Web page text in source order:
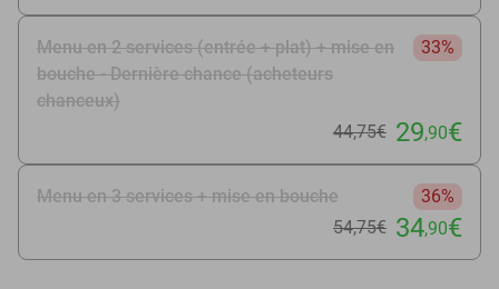
Menu en 2 services (entrée + plat) + mise en
bouche - Dernière chance (acheteurs
chanceux)
33%
44,75€ 29,90€
Menu en 3 services + mise en bouche
36%
54,75€ 34,90€